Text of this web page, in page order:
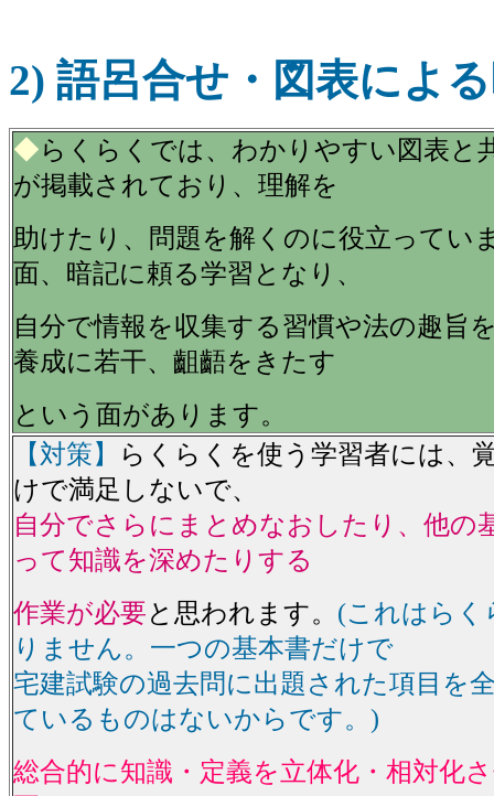
2) 語呂合せ・図表によ
◆らくらくでは、わかりやすい図表と
が掲載されており、理解を
助けたり、問題を解くのに役立ってい
面、暗記に頼る学習となり、
自分で情報を収集する習慣や法の趣旨
養成に若干、齟齬をきたす
という面があります。
【対策】
らくらくを使う学習者には、
けで満足しないで、
自分でさらにまとめなおしたり、他の
って知識を深めたりする
作業が必要と思われます。 (これはらく
りません。一つの基本書だけで
宅建試験の過去問に出題された項目を
ているものはないからです。)
総合的に知識・定義を立体化・相対化